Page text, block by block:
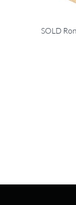
SOLD